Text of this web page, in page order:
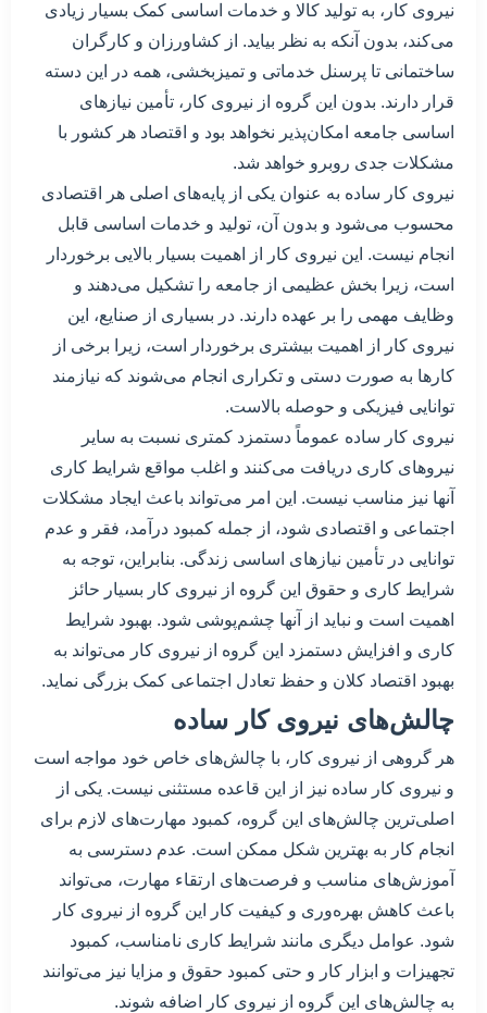
نیروی کار، به تولید کالا و خدمات اساسی کمک بسیار زیادی
می‌کند، بدون آنکه به نظر بیاید. از کشاورزان و کارگران
ساختمانی تا پرسنل خدماتی و تمیزبخشی، همه در این دسته
قرار دارند. بدون این گروه از نیروی کار، تأمین نیازهای
اساسی جامعه امکان‌پذیر نخواهد بود و اقتصاد هر کشور با
مشکلات جدی روبرو خواهد شد.
نیروی کار ساده به عنوان یکی از پایه‌های اصلی هر اقتصادی
محسوب می‌شود و بدون آن، تولید و خدمات اساسی قابل
انجام نیست. این نیروی کار از اهمیت بسیار بالایی برخوردار
است، زیرا بخش عظیمی از جامعه را تشکیل می‌دهند و
وظایف مهمی را بر عهده دارند. در بسیاری از صنایع، این
نیروی کار از اهمیت بیشتری برخوردار است، زیرا برخی از
کارها به صورت دستی و تکراری انجام می‌شوند که نیازمند
توانایی فیزیکی و حوصله بالاست.
نیروی کار ساده عموماً دستمزد کمتری نسبت به سایر
نیروهای کاری دریافت می‌کنند و اغلب مواقع شرایط کاری
آنها نیز مناسب نیست. این امر می‌تواند باعث ایجاد مشکلات
اجتماعی و اقتصادی شود، از جمله کمبود درآمد، فقر و عدم
توانایی در تأمین نیازهای اساسی زندگی. بنابراین، توجه به
شرایط کاری و حقوق این گروه از نیروی کار بسیار حائز
اهمیت است و نباید از آنها چشم‌پوشی شود. بهبود شرایط
کاری و افزایش دستمزد این گروه از نیروی کار می‌تواند به
بهبود اقتصاد کلان و حفظ تعادل اجتماعی کمک بزرگی نماید.
چالش‌های نیروی کار ساده
هر گروهی از نیروی کار، با چالش‌های خاص خود مواجه است
و نیروی کار ساده نیز از این قاعده مستثنی نیست. یکی از
اصلی‌ترین چالش‌های این گروه، کمبود مهارت‌های لازم برای
انجام کار به بهترین شکل ممکن است. عدم دسترسی به
آموزش‌های مناسب و فرصت‌های ارتقاء مهارت، می‌تواند
باعث کاهش بهره‌وری و کیفیت کار این گروه از نیروی کار
شود. عوامل دیگری مانند شرایط کاری نامناسب، کمبود
تجهیزات و ابزار کار و حتی کمبود حقوق و مزایا نیز می‌توانند
به چالش‌های این گروه از نیروی کار اضافه شوند.